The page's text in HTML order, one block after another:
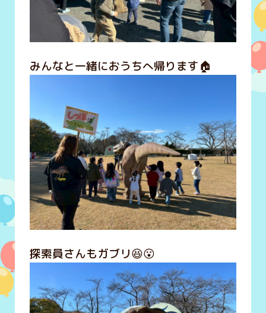
みんなと一緒におうちへ帰ります🏠
探索員さんもガブリ😆😮